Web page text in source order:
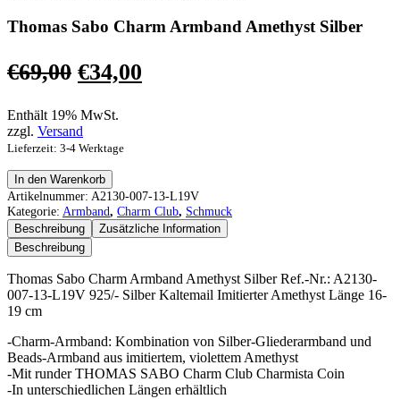
Thomas Sabo Charm Armband Amethyst Silber
€69,00 Ursprünglicher
war:
€69,00
€34,00
Enthält 19% MwSt.
zzgl. Versand
Lieferzeit: 3-4 Werktage
Thomas
Sabo
Charm
Armband
Amethyst
Silber
Menge
In den Warenkorb
Artikelnummer: A2130-007-13-L19V
Kategorie: Armband, Charm Club, Schmuck
Beschreibung
Zusätzliche Information
Beschreibung
Thomas Sabo Charm Armband Amethyst Silber Ref.-Nr.: A2130-
007-13-L19V 925/- Silber Kaltemail Imitierter Amethyst Länge 16-
19 cm
-Charm-Armband: Kombination von Silber-Gliederarmband und
Beads-Armband aus imitiertem, violettem Amethyst
-Mit runder THOMAS SABO Charm Club Charmista Coin
-In unterschiedlichen Längen erhältlich